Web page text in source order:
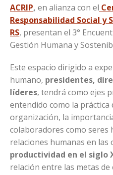
ACRIP, en alianza con el
Responsabilidad Social y
RS, presentan el 3°
Gestión Humana y
Este espacio dirigido a
humano, presidentes,
líderes, tendrá como ejes
entendido como la práctica
organización, la
colaboradores como seres
relaciones humanas en las
productividad en el siglo
relación entre las metas de